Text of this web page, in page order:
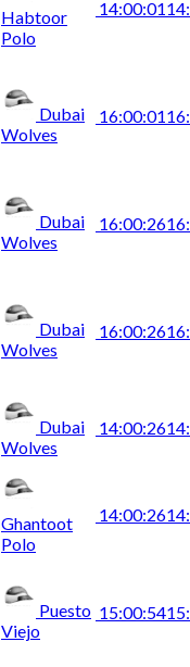
Habtoor
Polo
14:00:01
Dubai
Wolves
16:00:01
Dubai
Wolves
16:00:26
Dubai
Wolves
16:00:26
Dubai
Wolves
14:00:26
Ghantoot
Polo
14:00:26
Puesto
Viejo
15:00:54